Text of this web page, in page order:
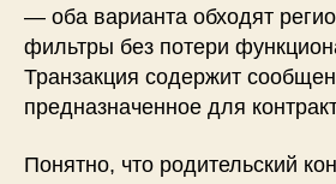
— оба варианта обходят
фильтры без потери
Транзакция содержит
предназначенное для
Понятно, что родительский